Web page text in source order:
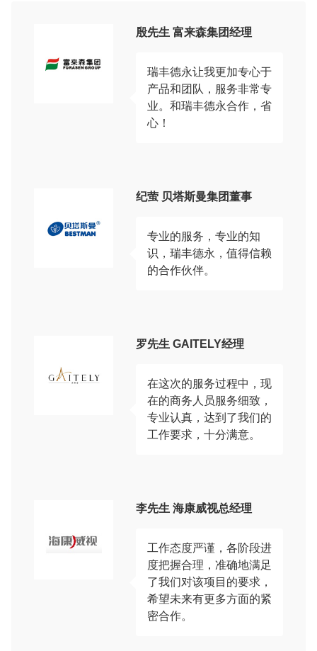
殷先生 富来森集团经理
瑞丰德永让我更加专心于
产品和团队，服务非常专
业。和瑞丰德永合作，省
心！
纪萤 贝塔斯曼集团董事
专业的服务，专业的知
识，瑞丰德永，值得信赖
的合作伙伴。
罗先生 GAITELY经理
在这次的服务过程中，现
在的商务人员服务细致，
专业认真，达到了我们的
工作要求，十分满意。
李先生 海康威视总经理
工作态度严谨，各阶段进
度把握合理，准确地满足
了我们对该项目的要求，
希望未来有更多方面的紧
密合作。